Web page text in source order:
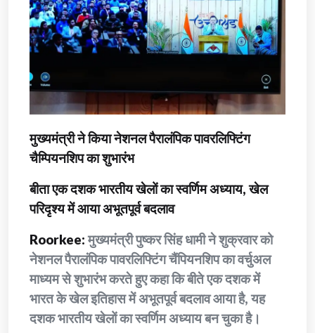
मुख्यमंत्री ने किया नेशनल पैरालंपिक पावरलिफ्टिंग
चैम्पियनशिप का शुभारंभ
बीता एक दशक भारतीय खेलों का स्वर्णिम अध्याय, खेल
परिदृश्य में आया अभूतपूर्व बदलाव
Roorkee:मुख्यमंत्री पुष्कर सिंह धामी ने शुक्रवार को
नेशनल पैरालंपिक पावरलिफ्टिंग चैंपियनशिप का वर्चुअल
माध्यम से शुभारंभ करते हुए कहा कि बीते एक दशक में
भारत के खेल इतिहास में अभूतपूर्व बदलाव आया है, यह
दशक भारतीय खेलों का स्वर्णिम अध्याय बन चुका है।